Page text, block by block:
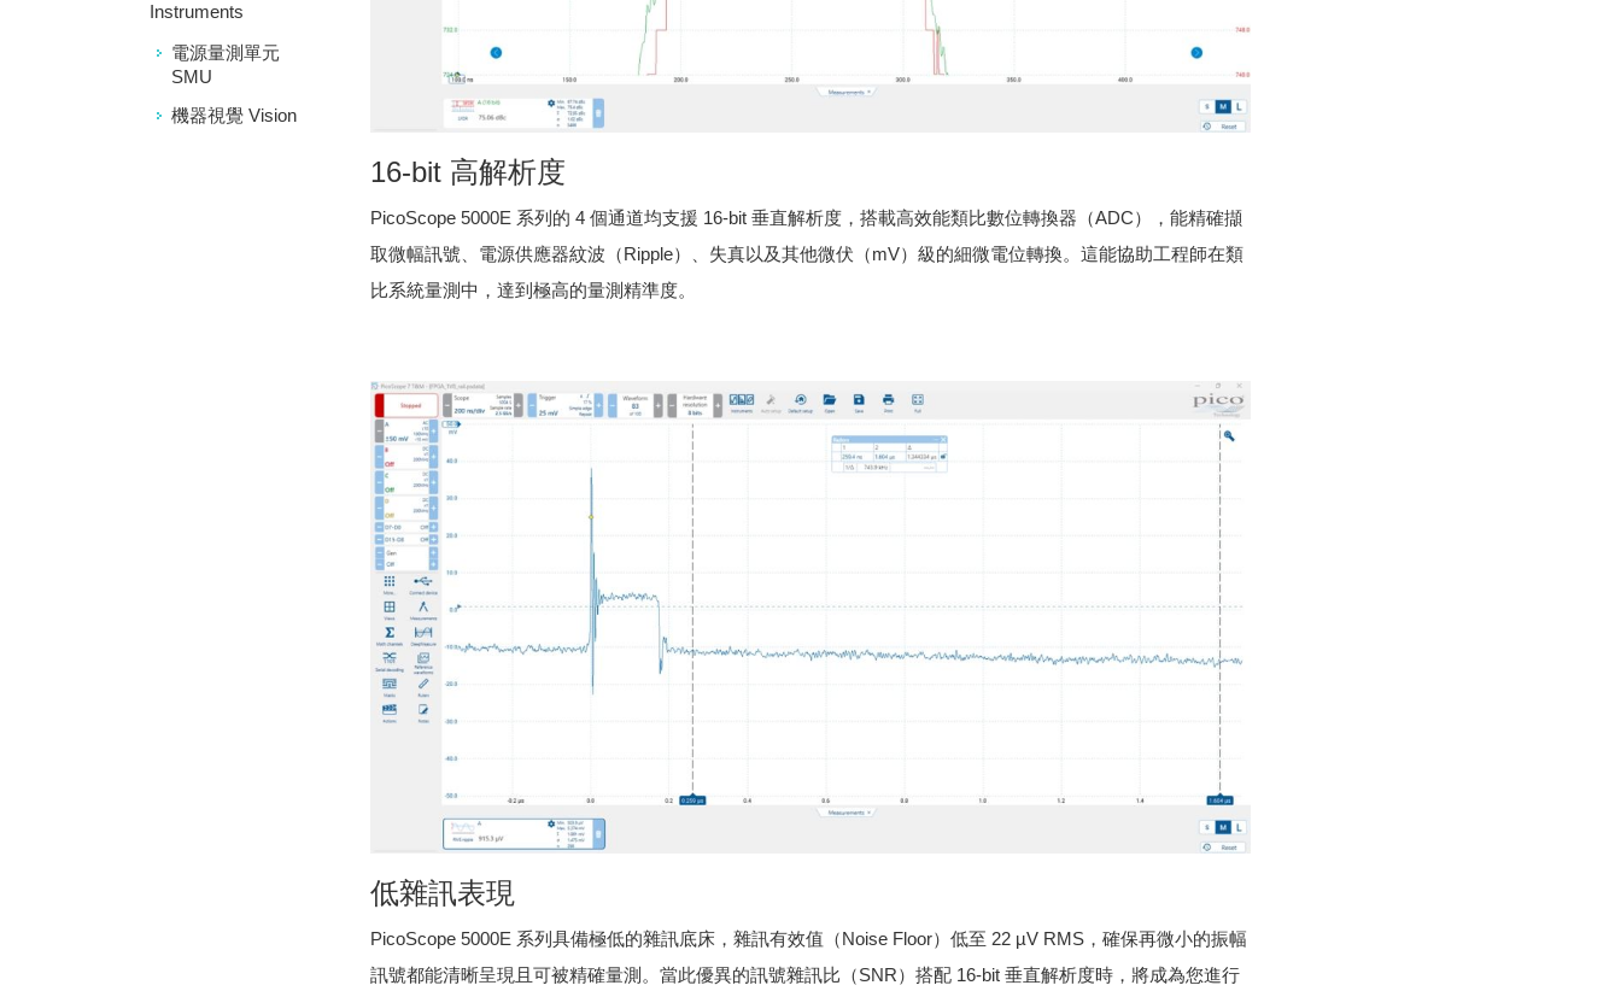
Instruments
電源量測單元
SMU
機器視覺 Vision
16-bit 高解析度
PicoScope 5000E 系列的 4 個通道均支援 16-bit 垂直解析度，搭載高效能類比數位轉換器（ADC），能精確擷
取微幅訊號、電源供應器紋波（Ripple）、失真以及其他微伏（mV）級的細微電位轉換。這能協助工程師在類
比系統量測中，達到極高的量測精準度。
低雜訊表現
PicoScope 5000E 系列具備極低的雜訊底床，雜訊有效值（Noise Floor）低至 22 µV RMS，確保再微小的振幅
訊號都能清晰呈現且可被精確量測。當此優異的訊號雜訊比（SNR）搭配 16-bit 垂直解析度時，將成為您進行